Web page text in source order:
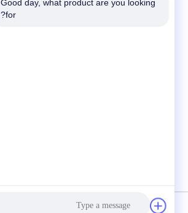
سیاست حفظ حریم خصوصی
Good day, what product are you looking
for?